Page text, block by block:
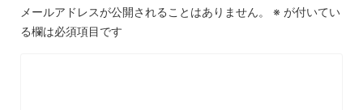
メールアドレスが公開されることはありません。 ※ が付いてい
る欄は必須項目です